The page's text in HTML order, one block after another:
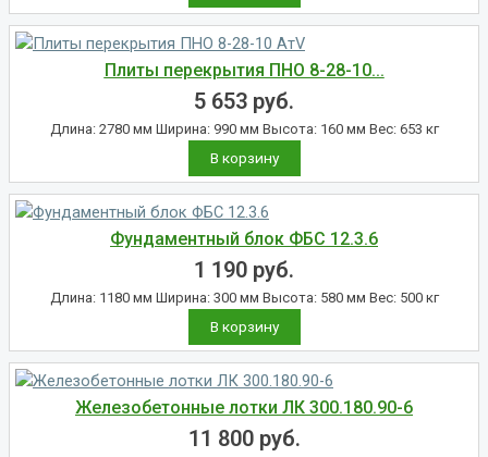
Плиты перекрытия ПНО 8-28-10...
5 653 руб.
Длина: 2780 мм Ширина: 990 мм Высота: 160 мм Вес: 653 кг
В корзину
Фундаментный блок ФБС 12.3.6
1 190 руб.
Длина: 1180 мм Ширина: 300 мм Высота: 580 мм Вес: 500 кг
В корзину
Железобетонные лотки ЛК 300.180.90-6
11 800 руб.